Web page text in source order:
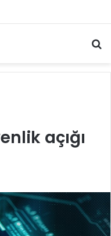
Adres Neresi?
açığı